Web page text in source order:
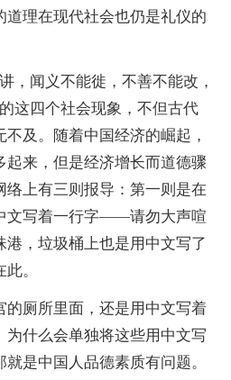
道理在现代社会也仍是礼仪的
闻义不能徙，不善不能改，
这四个社会现象，不但古代
及。随着中国经济的崛起，
起来，但是经济增长而道德骤
络上有三则报导：第一则是在
文写着一行字——请勿大声喧
，垃圾桶上也是用中文写了
。
厕所里面，还是用中文写着
什么会单独将这些用中文写
是中国人品德素质有问题。